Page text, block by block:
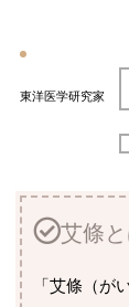
東洋医学研究家
艾條と
「艾條（が